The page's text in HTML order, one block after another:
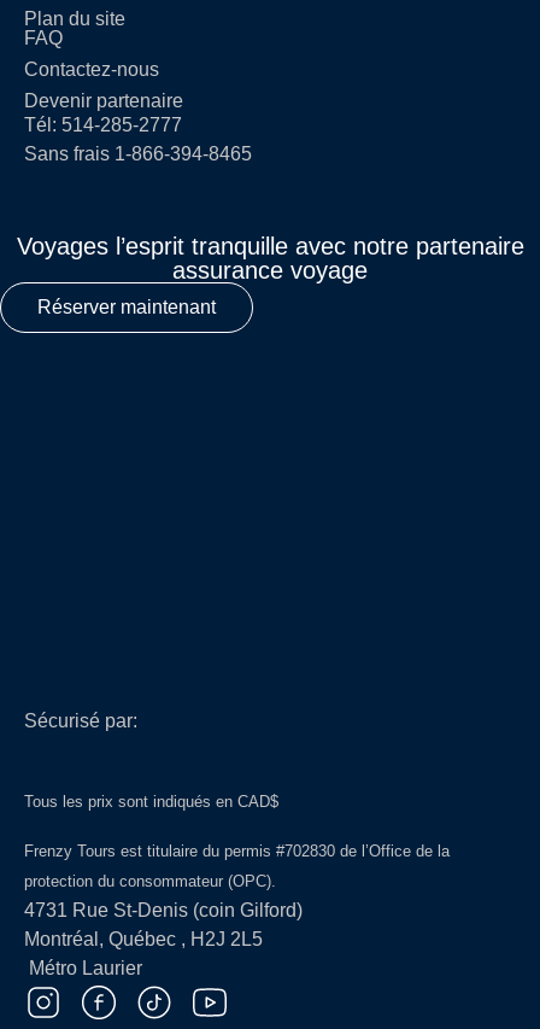
Plan du site
FAQ
Contactez-nous
Devenir partenaire
Tél: 514-285-2777
Sans frais 1-866-394-8465
Voyages l’esprit tranquille avec notre partenaire
assurance voyage
Réserver maintenant
Sécurisé par:
Tous les prix sont indiqués en CAD$
Frenzy Tours est titulaire du permis #702830 de l’Office de la
protection du consommateur (OPC).
4731 Rue St-Denis (coin Gilford)
Montréal, Québec , H2J 2L5
Métro Laurier